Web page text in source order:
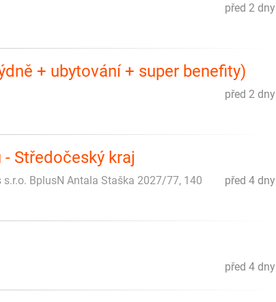
před 2 dny
+ ubytování + super benefity)
před 2 dny
Středočeský kraj
před 4 dny
BplusN Antala Staška 2027/77, 140
před 4 dny